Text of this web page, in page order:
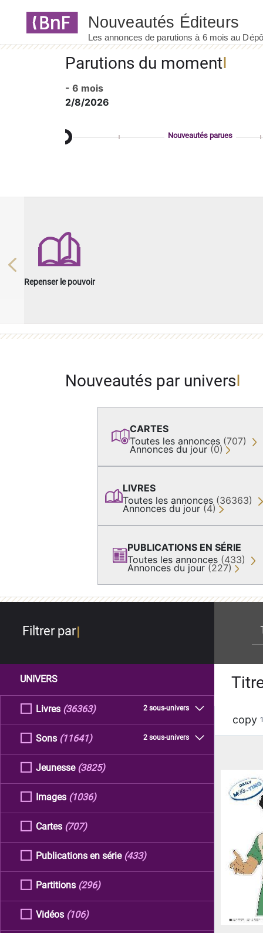
Parutions du moment
- 6 mois
2/8/2026
Nouveautés parues
Repenser le pouvoir
Previous
Nouveautés par univers
CARTES
Toutes les annonces (707)
Annonces du jour (0)
LIVRES
Toutes les annonces (36363)
Annonces du jour (4)
PUBLICATIONS EN SÉRIE
Toutes les annonces (433)
Annonces du jour (227)
Filtrer par
UNIVERS
Livres 2 sous-univers
(36363)
Sons 2 sous-univers
(11641)
Jeunesse (3825)
Images (1036)
Cartes (707)
Publications en série (433)
Partitions (296)
Vidéos (106)
copy